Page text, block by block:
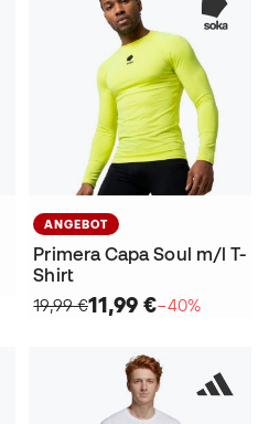
ANGEBOT
Primera Capa Soul m/l T-
Shirt
19,99 €11,99 €−40%